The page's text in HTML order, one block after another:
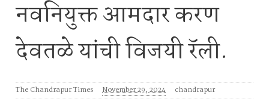
नवनियुक्त आमदार करण
देवतळे यांची विजयी रॅली.
The Chandrapur Times November 29, 2024 chandrapur